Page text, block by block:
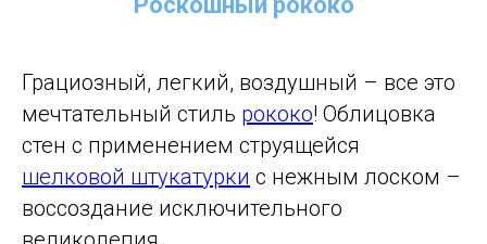
Грациозный, легкий, воздушный – все это
мечтательный стиль рококо! Облицовка
стен с применением струящейся
шелковой штукатурки с нежным лоском –
воссоздание исключительного